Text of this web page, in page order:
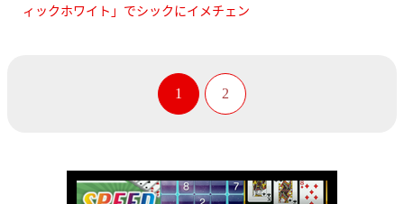
ィックホワイト」でシックにイメチェン
1 2